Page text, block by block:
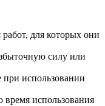
для которых они
силу или
при использовании
время использования